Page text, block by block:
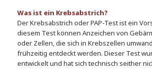
Was ist ein Krebsabstrich?
Der Krebsabstrich oder PAP-Test ist ein
diesem Test können Anzeichen von
oder Zellen, die sich in Krebszellen
frühzeitig entdeckt werden. Dieser Test
entwickelt und hat sich technisch seither